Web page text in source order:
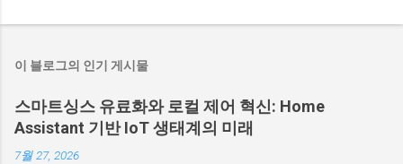
이 블로그의 인기 게시물
스마트싱스 유료화와 로컬 제어 혁신: Home
Assistant 기반 IoT 생태계의 미래
7월 27, 2026